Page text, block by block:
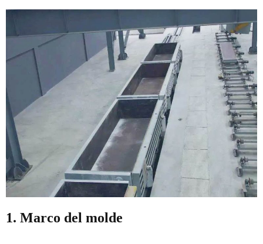
1. Marco del molde
Malay
Uzbek